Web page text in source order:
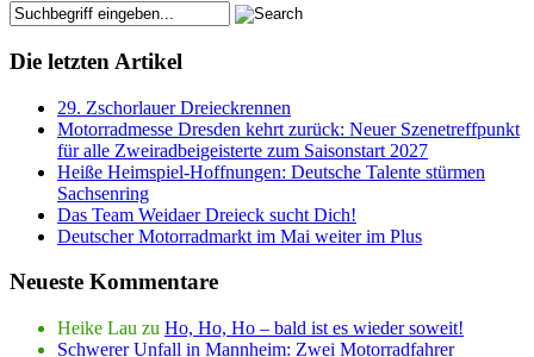
Die letzten Artikel
29. Zschorlauer Dreieckrennen
Motorradmesse Dresden kehrt zurück: Neuer Szenetreffpunkt
für alle Zweiradbeigeisterte zum Saisonstart 2027
Heiße Heimspiel-Hoffnungen: Deutsche Talente stürmen
Sachsenring
Das Team Weidaer Dreieck sucht Dich!
Deutscher Motorradmarkt im Mai weiter im Plus
Neueste Kommentare
Heike Lau zu Ho, Ho, Ho – bald ist es wieder soweit!
Schwerer Unfall in Mannheim: Zwei Motorradfahrer